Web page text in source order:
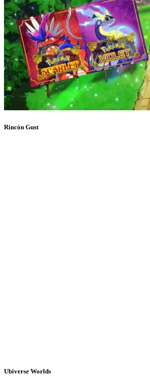
Rincón Gust
Ubiverse Worlds